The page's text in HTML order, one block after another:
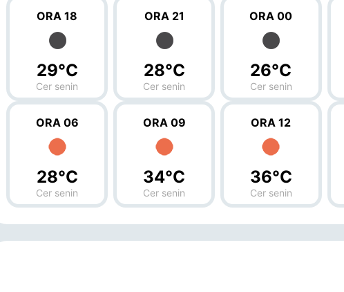
ORA 18
29°C
Cer senin
ORA 21
28°C
Cer senin
ORA 00
26°C
Cer senin
ORA 06
28°C
Cer senin
ORA 09
34°C
Cer senin
ORA 12
36°C
Cer senin